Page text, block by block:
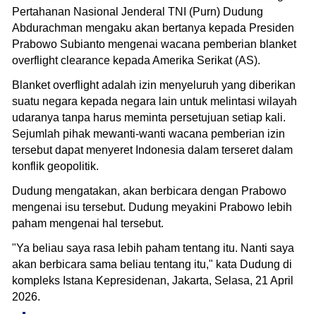
Pertahanan Nasional Jenderal TNI (Purn) Dudung
Abdurachman mengaku akan bertanya kepada Presiden
Prabowo Subianto mengenai wacana pemberian blanket
overflight clearance kepada Amerika Serikat (AS).
Blanket overflight adalah izin menyeluruh yang diberikan
suatu negara kepada negara lain untuk melintasi wilayah
udaranya tanpa harus meminta persetujuan setiap kali.
Sejumlah pihak mewanti-wanti wacana pemberian izin
tersebut dapat menyeret Indonesia dalam terseret dalam
konflik geopolitik.
Dudung mengatakan, akan berbicara dengan Prabowo
mengenai isu tersebut. Dudung meyakini Prabowo lebih
paham mengenai hal tersebut.
"Ya beliau saya rasa lebih paham tentang itu. Nanti saya
akan berbicara sama beliau tentang itu," kata Dudung di
kompleks Istana Kepresidenan, Jakarta, Selasa, 21 April
2026.